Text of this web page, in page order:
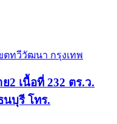
ตทวีวัฒนา กรุงเทพ
เนื้อที่ 232 ตร.ว.
บุรี โทร.